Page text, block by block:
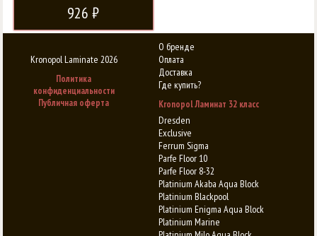
926 ₽
Kronopol Laminate 2026
Политика
конфиденциальности
Публичная оферта
О бренде
Оплата
Доставка
Где купить?
Kronopol Ламинат 32 класс
Dresden
Exclusive
Ferrum Sigma
Parfe Floor 10
Parfe Floor 8-32
Platinium Akaba Aqua Block
Platinium Blackpool
Platinium Enigma Aqua Block
Platinium Marine